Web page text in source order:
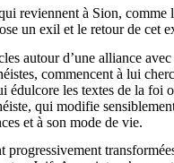
reviennent à Sion,
un exil et le retour de cet
autour d’une alliance
commencent à lui
les textes de la
qui modifie
et à son mode de vie.
progressivement